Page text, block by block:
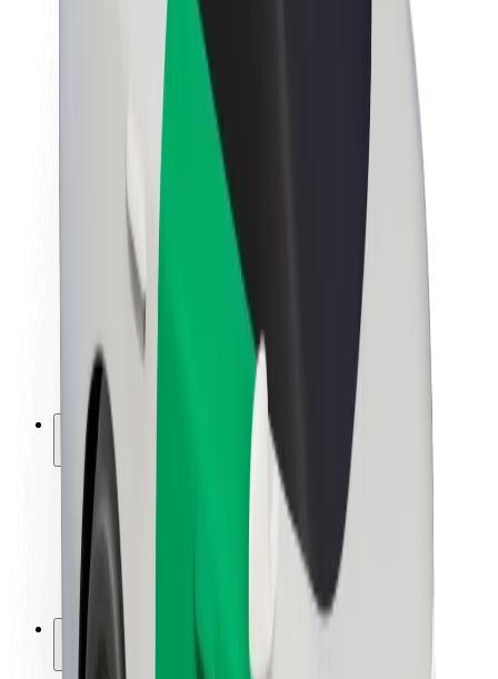
Udržitelnost podle Boltu
Projekt Zero
Tiskové centrum
Pokyny ke značce
Naše poslání
Vztahy s investory
Vedení
Značka
Média
Městský fond
Bezpečnost
Bezpečnost cestujících
Bezpečnost řidičů
Bezpečnost na koloběžce
Laboratoř bezpečnosti
Města